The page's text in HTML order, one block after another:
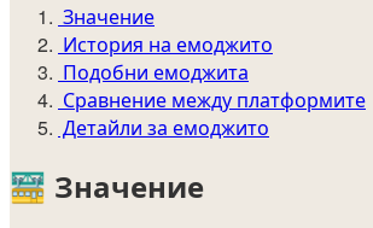
Значение
История на емоджито
Подобни емоджита
Сравнение между платформите
Детайли за емоджито
🚟 Значение